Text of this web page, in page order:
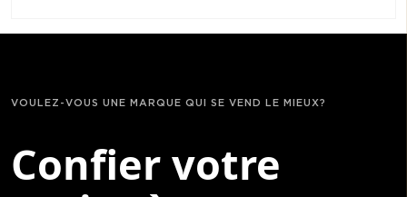
VOULEZ-VOUS UNE MARQUE QUI SE VEND LE MIEUX?
Confier votre